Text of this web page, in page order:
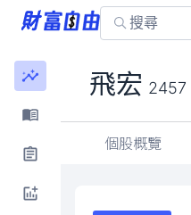
飛宏 2457
個股概覽